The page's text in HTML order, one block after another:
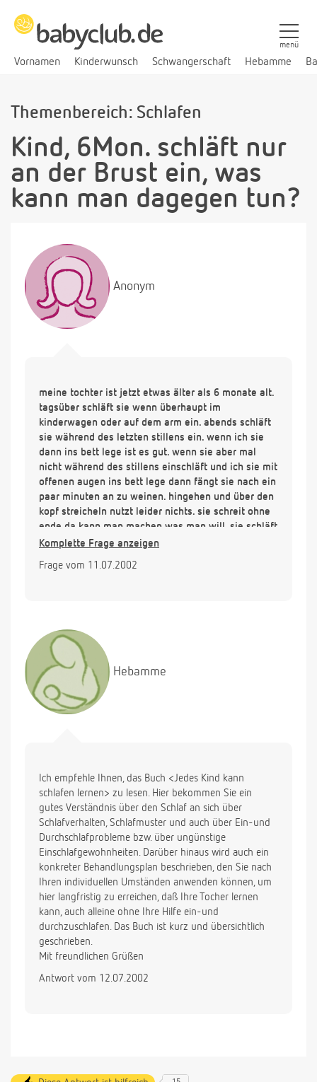
Vornamen Kinderwunsch Schwangerschaft Hebamme
menü
Themenbereich: Schlafen
Kind, 6Mon. schläft nur
an der Brust ein, was
kann man dagegen tun?
Anonym
meine tochter ist jetzt etwas älter als 6 monate alt.
tagsüber schläft sie wenn überhaupt im
kinderwagen oder auf dem arm ein. abends schläft
sie während des letzten stillens ein. wenn ich sie
dann ins bett lege ist es gut. wenn sie aber mal
nicht während des stillens einschläft und ich sie mit
offenen augen ins bett lege dann fängt sie nach ein
paar minuten an zu weinen. hingehen und über den
kopf streicheln nutzt leider nichts. sie schreit ohne
ende da kann man machen was man will. sie schläft
einfach nicht ein.
bekommt glaube ich zähne aber sie schläft dann
was kann man tun?
Komplette Frage anzeigen
Frage vom 11.07.2002
Hebamme
Ich empfehle Ihnen, das Buch <Jedes Kind kann
schlafen lernen> zu lesen. Hier bekommen Sie ein
gutes Verständnis über den Schlaf an sich über
Schlafverhalten, Schlafmuster und auch über Ein-und
Durchschlafprobleme bzw. über ungünstige
Einschlafgewohnheiten. Darüber hinaus wird auch ein
konkreter Behandlungsplan beschrieben, den Sie nach
Ihren individuellen Umständen anwenden können, um
hier langfristig zu erreichen, daß Ihre Tocher lernen
kann, auch alleine ohne Ihre Hilfe ein-und
durchzuschlafen. Das Buch ist kurz und übersichtlich
geschrieben.
Mit freundlichen Grüßen
Antwort vom 12.07.2002